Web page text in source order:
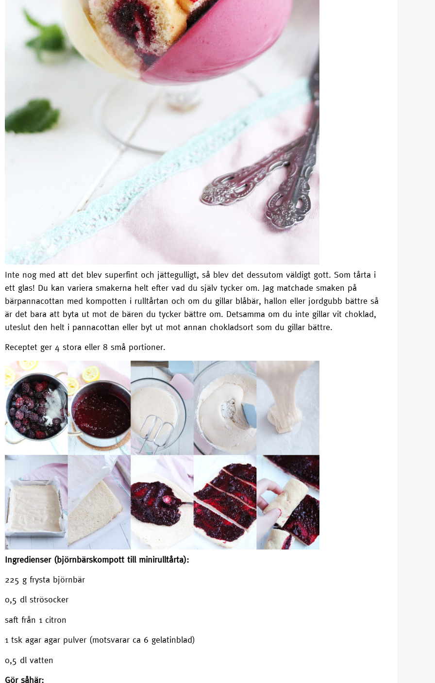
Inte nog med att det blev superfint och jättegulligt, så blev det dessutom väldigt gott. Som tårta i
ett glas! Du kan variera smakerna helt efter vad du själv tycker om. Jag matchade smaken på
bärpannacottan med kompotten i rulltårtan och om du gillar blåbär, hallon eller jordgubb bättre så
är det bara att byta ut mot de bären du tycker bättre om. Detsamma om du inte gillar vit choklad,
uteslut den helt i pannacottan eller byt ut mot annan chokladsort som du gillar bättre.
Receptet ger 4 stora eller 8 små portioner.
Ingredienser (björnbärskompott till minirulltårta):
225 g frysta björnbär
0,5 dl strösocker
saft från 1 citron
1 tsk agar agar pulver (motsvarar ca 6 gelatinblad)
0,5 dl vatten
Gör såhär: